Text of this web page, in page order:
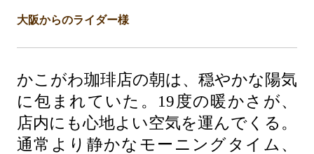
大阪からのライダー様
かこがわ珈琲店の朝は、穏やかな陽気
に包まれていた。19度の暖かさが、
店内にも心地よい空気を運んでくる。
通常より静かなモーニングタイム、